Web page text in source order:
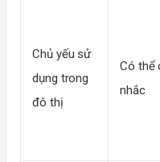
Chủ yếu sử
dụng trong
đô thị
Có thể
nhắc